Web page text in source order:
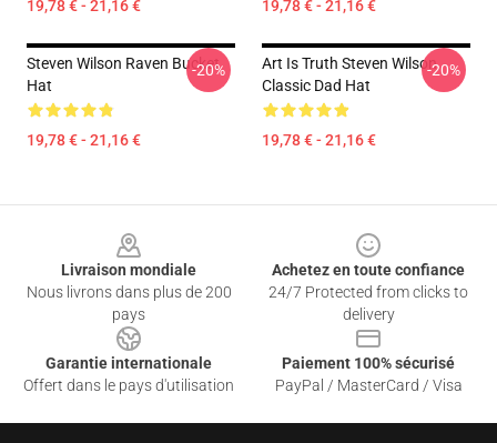
19,78 € - 21,16 € 19,78 € - 21,16 €
Steven Wilson Raven Bucket
Hat
19,78 € - 21,16 €
-20%
Art Is Truth Steven Wilson
Classic Dad Hat
19,78 € - 21,16 €
-20%
Livraison mondiale
Nous livrons dans plus de 200
pays
Achetez en toute confiance
24/7 Protected from clicks to
delivery
Garantie internationale
Offert dans le pays d'utilisation
Paiement 100% sécurisé
PayPal / MasterCard / Visa